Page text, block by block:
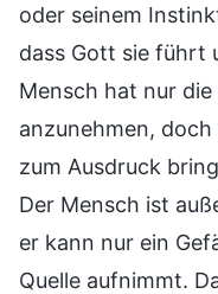
oder seinem
dass Gott sie führt
Mensch hat nur
anzunehmen,
zum Ausdruck
Der Mensch ist
er kann nur ein
Quelle aufnimmt.